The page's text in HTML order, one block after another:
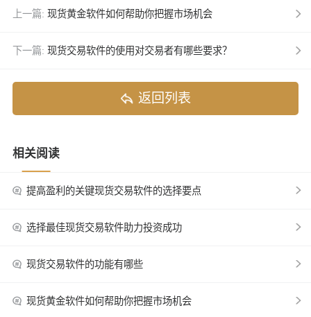
上一篇: 现货黄金软件如何帮助你把握市场机会
下一篇: 现货交易软件的使用对交易者有哪些要求？
返回列表
相关阅读
提高盈利的关键现货交易软件的选择要点
选择最佳现货交易软件助力投资成功
现货交易软件的功能有哪些
现货黄金软件如何帮助你把握市场机会